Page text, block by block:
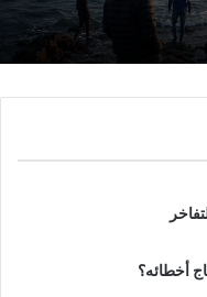
أخطائه؟